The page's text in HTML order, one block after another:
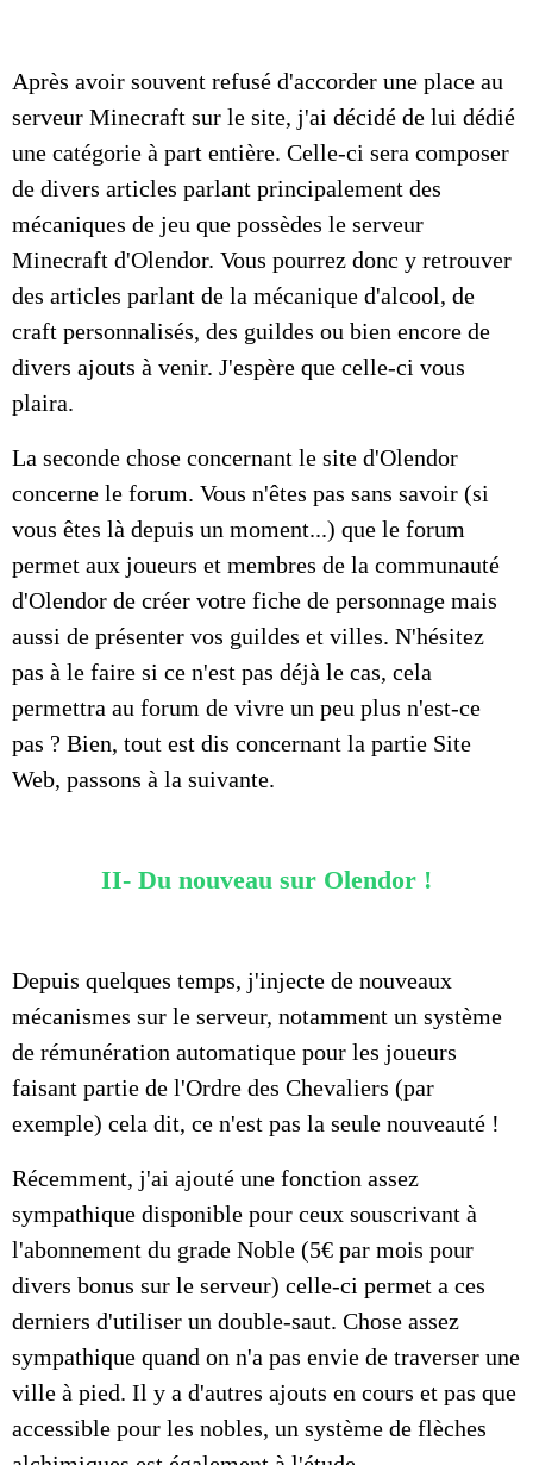
Après avoir souvent refusé d'accorder une place au
serveur Minecraft sur le site, j'ai décidé de lui dédié
une catégorie à part entière. Celle-ci sera composer
de divers articles parlant principalement des
mécaniques de jeu que possèdes le serveur
Minecraft d'Olendor. Vous pourrez donc y retrouver
des articles parlant de la mécanique d'alcool, de
craft personnalisés, des guildes ou bien encore de
divers ajouts à venir. J'espère que celle-ci vous
plaira.
La seconde chose concernant le site d'Olendor
concerne le forum. Vous n'êtes pas sans savoir (si
vous êtes là depuis un moment...) que le forum
permet aux joueurs et membres de la communauté
d'Olendor de créer votre fiche de personnage mais
aussi de présenter vos guildes et villes. N'hésitez
pas à le faire si ce n'est pas déjà le cas, cela
permettra au forum de vivre un peu plus n'est-ce
pas ? Bien, tout est dis concernant la partie Site
Web, passons à la suivante.
II- Du nouveau sur Olendor !
Depuis quelques temps, j'injecte de nouveaux
mécanismes sur le serveur, notamment un système
de rémunération automatique pour les joueurs
faisant partie de l'Ordre des Chevaliers (par
exemple) cela dit, ce n'est pas la seule nouveauté !
Récemment, j'ai ajouté une fonction assez
sympathique disponible pour ceux souscrivant à
l'abonnement du grade Noble (5€ par mois pour
divers bonus sur le serveur) celle-ci permet a ces
derniers d'utiliser un double-saut. Chose assez
sympathique quand on n'a pas envie de traverser une
ville à pied. Il y a d'autres ajouts en cours et pas que
accessible pour les nobles, un système de flèches